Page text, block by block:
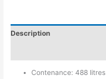
Description
Contenance: 488 litres